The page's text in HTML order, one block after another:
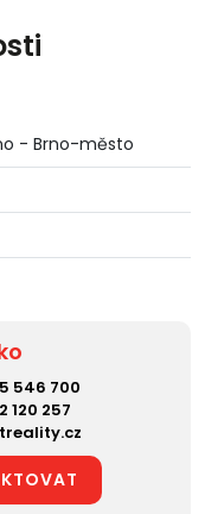
- Brno-město
546 700
120 257